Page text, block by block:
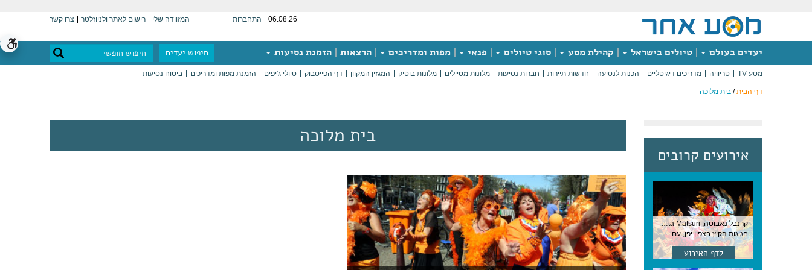
06.08.26 התחברות המזוודה שלי רישום לאתר ולניוזלטר צרו קשר
יעדים בעולם טיולים בישראל קהילת מסע סוגי טיולים פנאי מפות ומדריכים הרצאות הזמנת נסיעות חיפוש יעדים
מסע TV טריוויה מדריכים דיגיטליים הכנות לנסיעה חדשות תיירות חברות נסיעות מלונות מטיילים מלונות בוטיק המגזין המקוון דף הפייסבוק טיולי ג'יפים הזמנת מפות ומדריכים ביטוח נסיעות
דף הבית/ בית מלוכה
אירועים קרובים
קרנבל נאבוטה, Nebuta Matsuri ,יפן
חגיגות הקיץ בצפון יפן, עם תהלוכות ענק, ריקודים וזיקוקים. 6-2 באוגוסט, יפן
לדף האירוע
בית מלוכה